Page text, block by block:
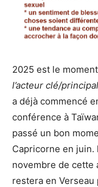
2025 est le
l’acteur clé/principal
a déjà commencé
conférence à
passé un bon
Capricorne en juin.
novembre de cette
restera en